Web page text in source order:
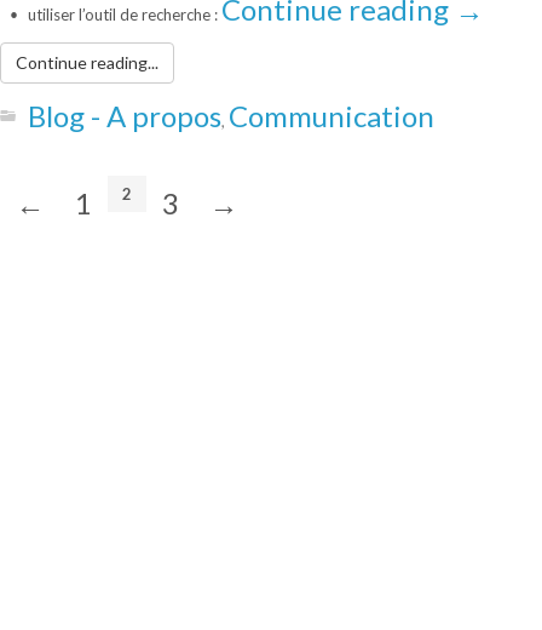
utiliser l’outil de recherche : Continue reading →
Continue reading...
Blog - A propos, Communication
← 1 2 3 →